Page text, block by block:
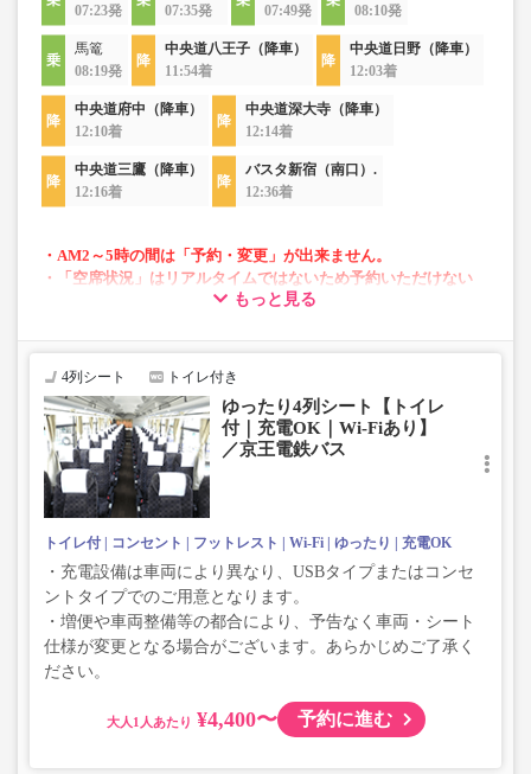
07:23発
07:35発
07:49発
08:10発
馬篭
08:19発
中央道八王子（降車）
11:54着
中央道日野（降車）
12:03着
中央道府中（降車）
12:10着
中央道深大寺（降車）
12:14着
中央道三鷹（降車）
12:16着
バスタ新宿（南口）.
12:36着
・AM2～5時の間は「予約・変更」が出来ません。
・「空席状況」はリアルタイムではないため予約いただけない
ご利用いただけます。車両運用上2席ひとりじめシートがない場
合もございます。
座席やシート設備が変更となる場合がございますので、あらか
じめご了承ください。
もっと見る
4列シート トイレ付き
ゆったり4列シート【トイレ
付｜充電OK｜Wi-Fiあり】
／京王電鉄バス
トイレ付 コンセント フットレスト Wi-Fi ゆったり 充電OK
・充電設備は車両により異なり、USBタイプまたはコンセ
ントタイプでのご用意となります。
・増便や車両整備等の都合により、予告なく車両・シート
仕様が変更となる場合がございます。あらかじめご了承く
ださい。
大人 ¥4,400〜 予約に進む